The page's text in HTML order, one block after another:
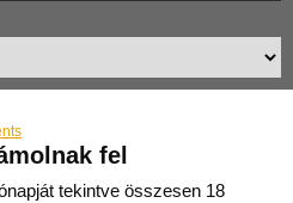
fel
tekintve összesen 18